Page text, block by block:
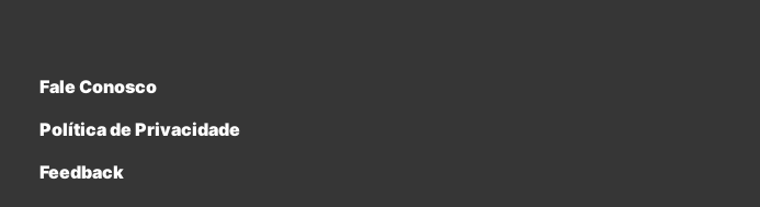
Fale Conosco
Política de Privacidade
Feedback